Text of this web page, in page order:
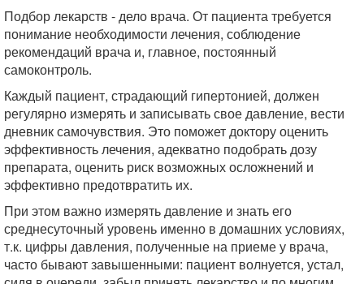
Подбор лекарств - дело врача. От пациента требуется
понимание необходимости лечения, соблюдение
рекомендаций врача и, главное, постоянный
самоконтроль.
Каждый пациент, страдающий гипертонией, должен
регулярно измерять и записывать свое давление, вести
дневник самочувствия. Это поможет доктору оценить
эффективность лечения, адекватно подобрать дозу
препарата, оценить риск возможных осложнений и
эффективно предотвратить их.
При этом важно измерять давление и знать его
среднесуточный уровень именно в домашних условиях,
т.к. цифры давления, полученные на приеме у врача,
часто бывают завышенными: пациент волнуется, устал,